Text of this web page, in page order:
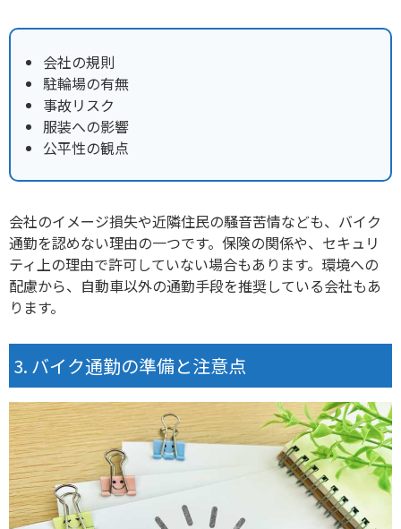
会社の規則
駐輪場の有無
事故リスク
服装への影響
公平性の観点
会社のイメージ損失や近隣住民の騒音苦情なども、バイク
通勤を認めない理由の一つです。 保険の関係や、セキュリ
ティ上の理由で許可していない場合もあります。環境への
配慮から、自動車以外の通勤手段を推奨している会社もあ
ります。
バイク通勤の準備と注意点